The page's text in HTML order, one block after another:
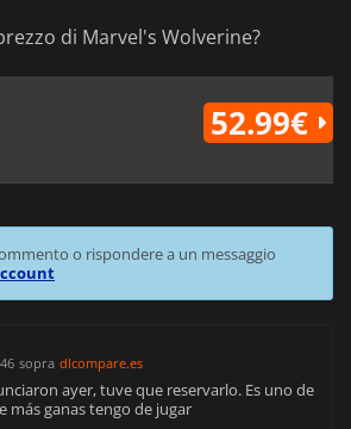
di Marvel's Wolverine?
52.99€
o rispondere a un messaggio
sopra dlcompare.es
ayer, tuve que reservarlo. Es uno de
más ganas tengo de jugar